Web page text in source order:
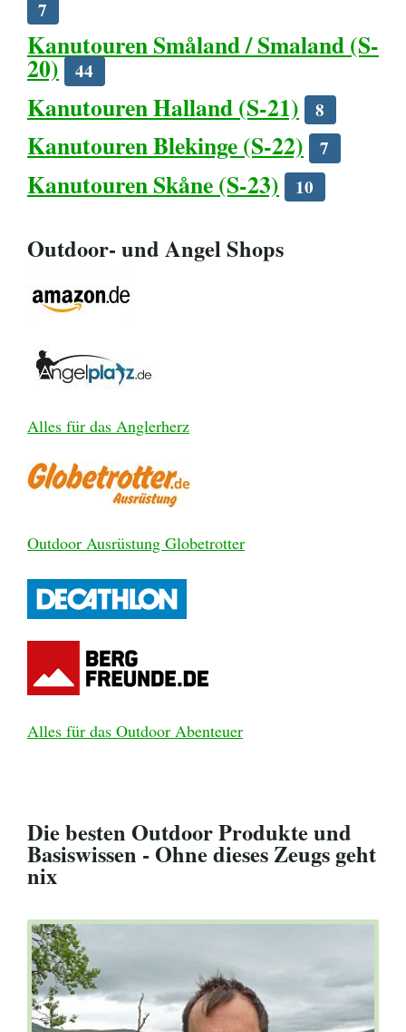
Outdoor- und Angel Shops
Alles für das Anglerherz
Outdoor Ausrüstung Globetrotter
Alles für das Outdoor Abenteuer
7
Kanutouren Småland / Smaland (S-
20) 44
Kanutouren Halland (S-21) 8
Kanutouren Blekinge (S-22) 7
Kanutouren Skåne (S-23) 10
Die besten Outdoor Produkte und
Basiswissen - Ohne dieses Zeugs geht
nix